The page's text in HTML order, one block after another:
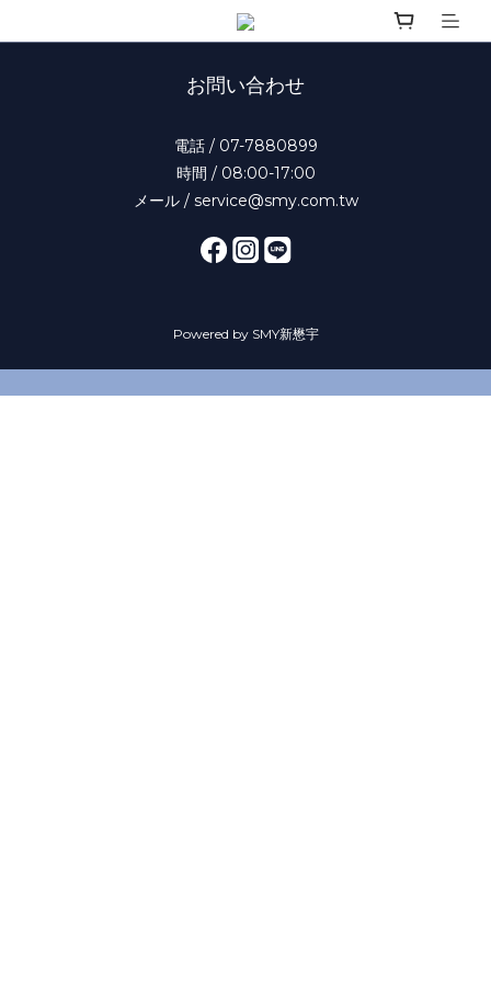
お問い合わせ
電話 / 07-7880899
時間 / 08:00-17:00
メール / service@smy.com.tw
Powered by SMY新懋宇